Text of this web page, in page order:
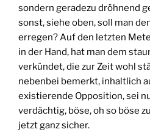
sondern geradezu dröhnend
sonst, siehe oben, soll man
erregen? Auf den letzten
in der Hand, hat man dem
verkündet, die zur Zeit wohl
nebenbei bemerkt, inhaltlich
existierende Opposition, sei
verdächtig, böse, oh so böse
jetzt ganz sicher.